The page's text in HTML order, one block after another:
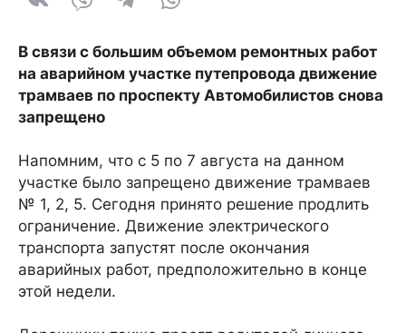
В связи с большим объемом ремонтных работ
на аварийном участке путепровода движение
трамваев по проспекту Автомобилистов снова
запрещено
Напомним, что с 5 по 7 августа на данном
участке было запрещено движение трамваев
№ 1, 2, 5. Сегодня принято решение продлить
ограничение. Движение электрического
транспорта запустят после окончания
аварийных работ, предположительно в конце
этой недели.